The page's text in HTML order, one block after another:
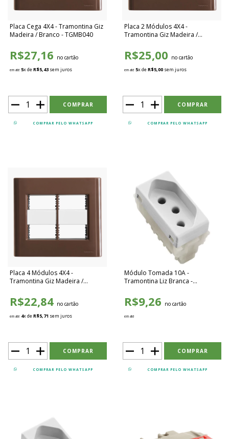
Placa Cega 4X4 - Tramontina Giz
Madeira / Branco - TGMB040
R$27,16 no cartão
em até 5x deR$5,43 sem juros
COMPRAR PELO WHATSAPP
Placa 2 Módulos 4X4 -
Tramontina Giz Madeira /
R$25,00 no cartão
em até 5x deR$5,00 sem juros
COMPRAR PELO WHATSAPP
Placa 4 Módulos 4X4 -
Tramontina Giz Madeira /
R$22,84 no cartão
em até 4x deR$5,71 sem juros
COMPRAR PELO WHATSAPP
Módulo Tomada 10A -
Tramontina Liz Branca -
R$9,26 no cartão
em até
COMPRAR PELO WHATSAPP